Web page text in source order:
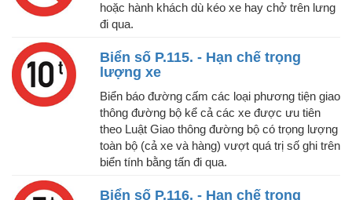
hoặc hành khách dù kéo xe hay chở trên lưng
đi qua.
Biển số P.115. - Hạn chế trọng
lượng xe
Biển báo đường cấm các loại phương tiện giao
thông đường bộ kể cả các xe được ưu tiên
theo Luật Giao thông đường bộ có trọng lượng
toàn bộ (cả xe và hàng) vượt quá trị số ghi trên
biển tính bằng tấn đi qua.
Biển số P.116. - Hạn chế trọng